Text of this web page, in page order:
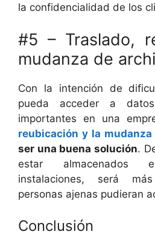
la confidencialidad de los
#5 – Traslado,
mudanza de
Con la intención de
pueda acceder a
importantes en una
reubicación y la
ser una buena solución.
estar almacenados
instalaciones, será
personas ajenas pudieran
Conclusión